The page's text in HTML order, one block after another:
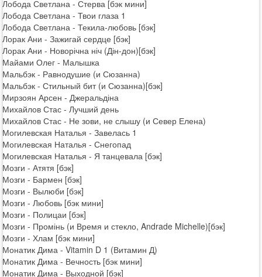
Лобода Светлана - Стерва [бэк мини]
Лобода Светлана - Твои глаза 1
Лобода Светлана - Текила-любовь [бэк]
Лорак Ани - Зажигай сердце [бэк]
Лорак Ани - Новорічна ніч (Дін-дон)[бэк]
Майами Олег - Малышка
Мальбэк - Равнодушие (и Сюзанна)
Мальбэк - Стильный бит (и Сюзанна)[бэк]
Мирзоян Арсен - Джеральдіна
Михайлов Стас - Лучший день
Михайлов Стас - Не зови, не слышу (и Север Елена)
Могилевская Наталья - Завелась 1
Могилевская Наталья - Снегопад
Могилевская Наталья - Я танцевала [бэк]
Мозги - Атятя [бэк]
Мозги - Бармен [бэк]
Мозги - Вылюби [бэк]
Мозги - Любовь [бэк мини]
Мозги - Полицаи [бэк]
Мозги - Промінь (и Время и стекло, Andrade Michelle)[бэк]
Мозги - Хлам [бэк мини]
Монатик Дима - Vitamin D 1 (Витамин Д)
Монатик Дима - Вечность [бэк мини]
Монатик Дима - Выходной [бэк]